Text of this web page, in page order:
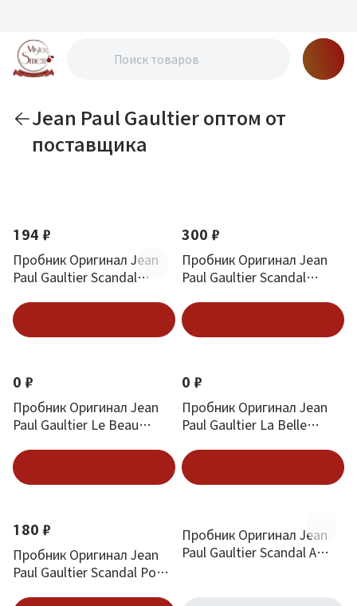
Jean Paul Gaultier оптом от
поставщика
194 ₽
Пробник Оригинал Jean
Paul Gaultier Scandal
300 ₽
Пробник Оригинал Jean
Paul Gaultier Scandal
0 ₽
Пробник Оригинал Jean
Paul Gaultier Le Beau
0 ₽
Пробник Оригинал Jean
Paul Gaultier La Belle
180 ₽
Пробник Оригинал Jean
Paul Gaultier Scandal Pour
Пробник Оригинал Jean
Paul Gaultier Scandal A